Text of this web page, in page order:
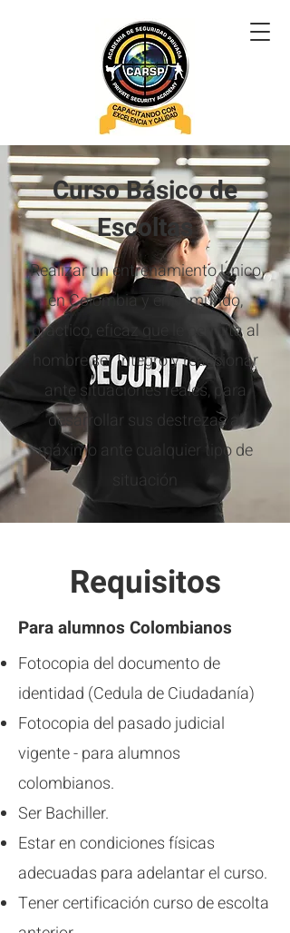
Curso Básico de
Escoltas
Realizar un entrenamiento Único
en Colombia y en el mundo,
practico, eficaz que le permita al
hombre ser Integro y reaccionar
ante situaciones reales, para
desarrollar sus destrezas al
máximo ante cualquier tipo de
situación
Requisitos
Para alumnos Colombianos
Fotocopia del documento de
identidad (Cedula de Ciudadanía)
Fotocopia del pasado judicial
vigente - para alumnos
colombianos.
Ser Bachiller.
Estar en condiciones físicas
adecuadas para adelantar el curso.
Tener certificación curso de escolta